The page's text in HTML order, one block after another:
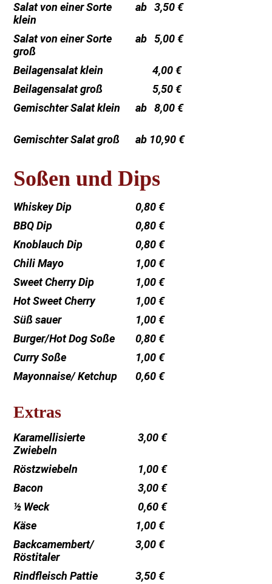
Salat von einer Sorte
klein
ab 3,50 €
Salat von einer Sorte
groß
ab 5,00 €
Beilagensalat klein
4,00 €
Beilagensalat groß
5,50 €
Gemischter Salat klein
ab 8,00 €
Gemischter Salat groß ab 10,90 €
Soßen und Dips
Whiskey Dip
0,80 €
BBQ Dip
0,80 €
Knoblauch Dip
0,80 €
Chili Mayo
1,00 €
Sweet Cherry Dip
1,00 €
Hot Sweet Cherry
1,00 €
Süß sauer
1,00 €
Burger/Hot Dog Soße
0,80 €
Curry Soße
1,00 €
Mayonnaise/ Ketchup
0,60 €
Extras
Karamellisierte
Zwiebeln
3,00 €
Röstzwiebeln
1,00 €
Bacon
3,00 €
½ Weck
0,60 €
Käse
1,00 €
Backcamembert/
Röstitaler
3,00 €
Rindfleisch Pattie
3,50 €